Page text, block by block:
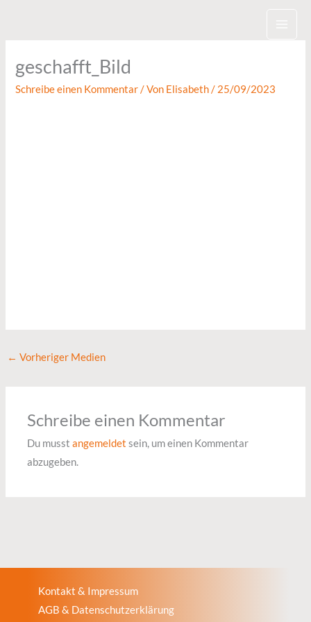
geschafft_Bild
Schreibe einen Kommentar / Von Elisabeth/ 25/09/2023
← Vorheriger Medien
Schreibe einen Kommentar
Du musstangemeldet sein, um einen Kommentar
abzugeben.
Kontakt & Impressum
AGB & Datenschutzerklärung